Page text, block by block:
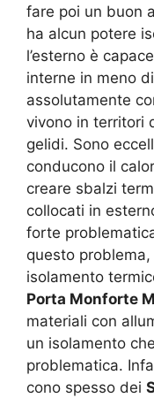
fare poi un buon
ha alcun potere
l’esterno è
interne in meno
assolutamente
vivono in territori
gelidi. Sono
conducono il
creare sbalzi
collocati in
forte
questo
isolamento
Porta Monforte
materiali con
un isolamento
problematica.
cono spesso dei